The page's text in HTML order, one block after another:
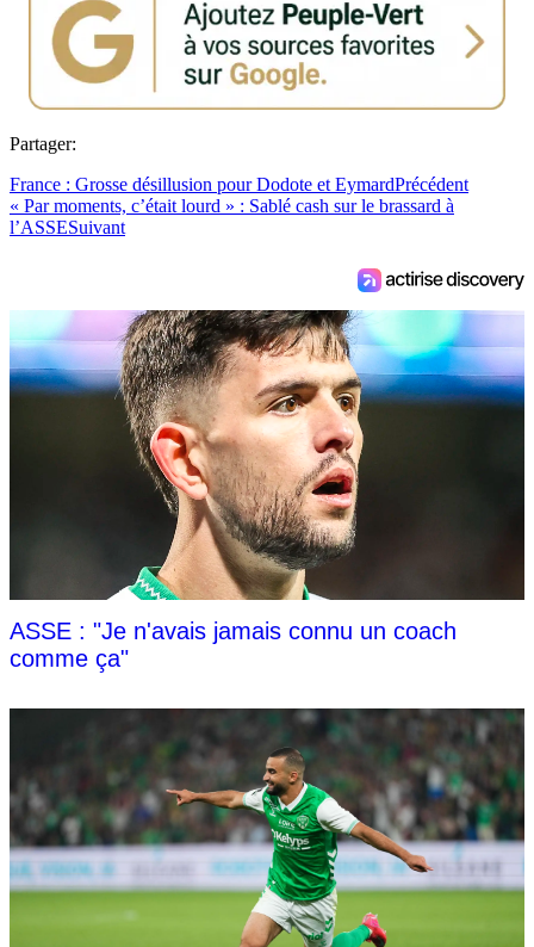
Partager:
France : Grosse désillusion pour Dodote et EymardPrécédent
« Par moments, c’était lourd » : Sablé cash sur le brassard à
l’ASSESuivant
ASSE : "Je n'avais jamais connu un coach
comme ça"